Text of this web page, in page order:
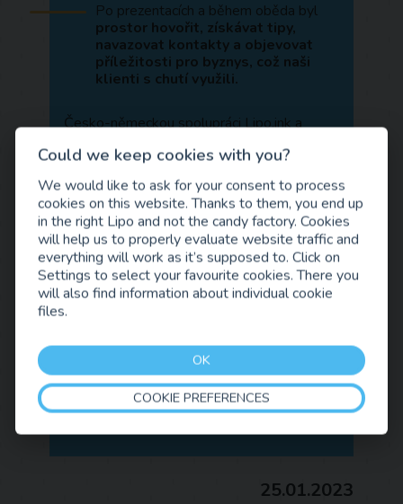
Po prezentacích a během oběda byl
prostor hovořit, získávat tipy,
navazovat kontakty a objevovat
příležitosti pro byznys, což naši
klienti s chutí využili.
Česko-německou spolupráci Lipo.ink a
odrazový můstek pro naše klienty, regionální
start-upy, při vstupu na zahraniční trh. V
podobných akcích budeme pokračovat.
25.01.2023
Could we keep cookies with you?
We would like to ask for your consent to process
cookies on this website. Thanks to them, you end up
in the right Lipo and not the candy factory. Cookies
will help us to properly evaluate website traffic and
everything will work as it’s supposed to. Click on
Settings to select your favourite cookies. There you
will also find information about individual cookie
files.
OK
COOKIE PREFERENCES